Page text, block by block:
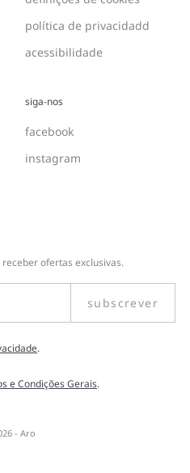
política de privacidadd
acessibilidade
siga-nos
facebook
instagram
ofertas exclusivas.
subscrever
.
e Condições Gerais.
- Aro